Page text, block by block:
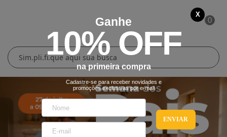
0
X
Ganhe
10% OFF
na primeira compra
Cadastre-se para receber novidades e
promoções exclusivas por e-mail
ENVIAR
Cozinha
Blenders
Liquidificadores
Grills e Sanduicheiras
Lar
Ferros e Passadeiras
Conforto Térmico
Aquecedores
Climatizadores
Ventiladores
Cuidados Pessoais
Escovas Secadoras
Secadores
Cortadores de Cabelo